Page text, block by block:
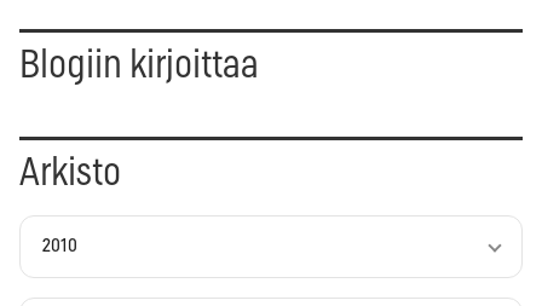
Blogiin kirjoittaa
Arkisto
2010